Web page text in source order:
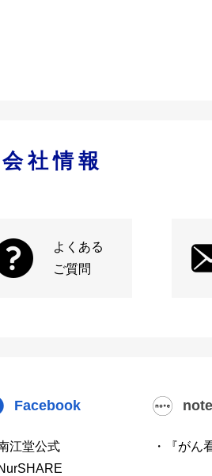
会社情報
よくある
ご質問
Facebook
江堂公式
note
・『がん